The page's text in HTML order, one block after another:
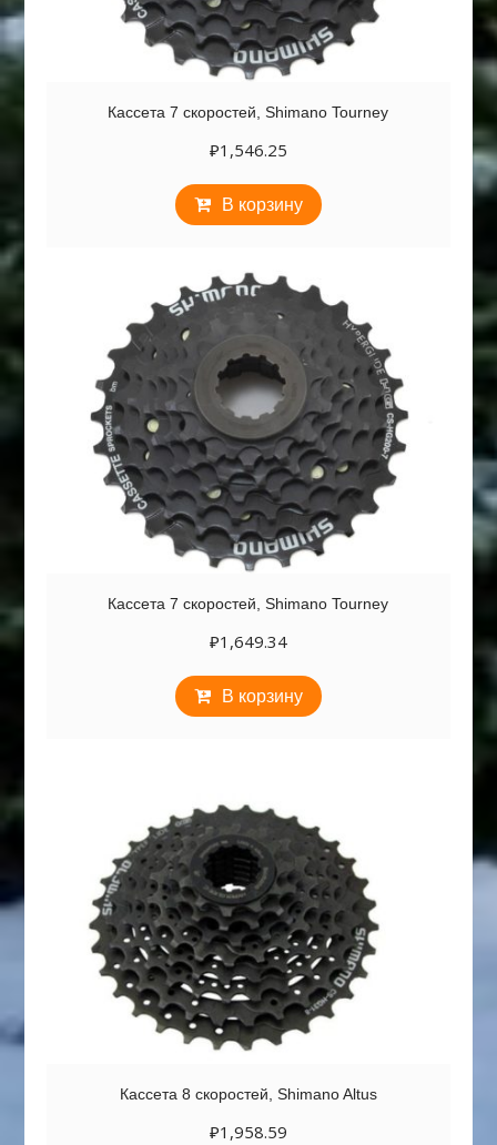
Кассета 7 скоростей, Shimano Tourney
₽1,546.25
В корзину
Кассета 7 скоростей, Shimano Tourney
₽1,649.34
В корзину
Кассета 8 скоростей, Shimano Altus
₽1,958.59